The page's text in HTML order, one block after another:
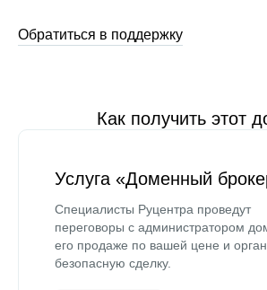
Обратиться в поддержку
Как получить этот
Услуга «Доменный
Специалисты Руцентра проведут
переговоры с администратором
его продаже по вашей цене и
безопасную сделку.